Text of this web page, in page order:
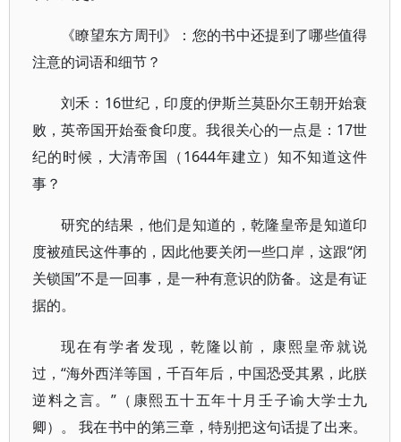
《瞭望东方周刊》：您的书中还提到了哪些值得
注意的词语和细节？
刘禾：16世纪，印度的伊斯兰莫卧尔王朝开始衰
败，英帝国开始蚕食印度。我很关心的一点是：17世
纪的时候，大清帝国（1644年建立）知不知道这件
事？
研究的结果，他们是知道的，乾隆皇帝是知道印
度被殖民这件事的，因此他要关闭一些口岸，这跟“闭
关锁国”不是一回事，是一种有意识的防备。这是有证
据的。
现在有学者发现，乾隆以前，康熙皇帝就说
过，“海外西洋等国，千百年后，中国恐受其累，此朕
逆料之言。”（康熙五十五年十月壬子谕大学士九
卿）。 我在书中的第三章，特别把这句话提了出来。